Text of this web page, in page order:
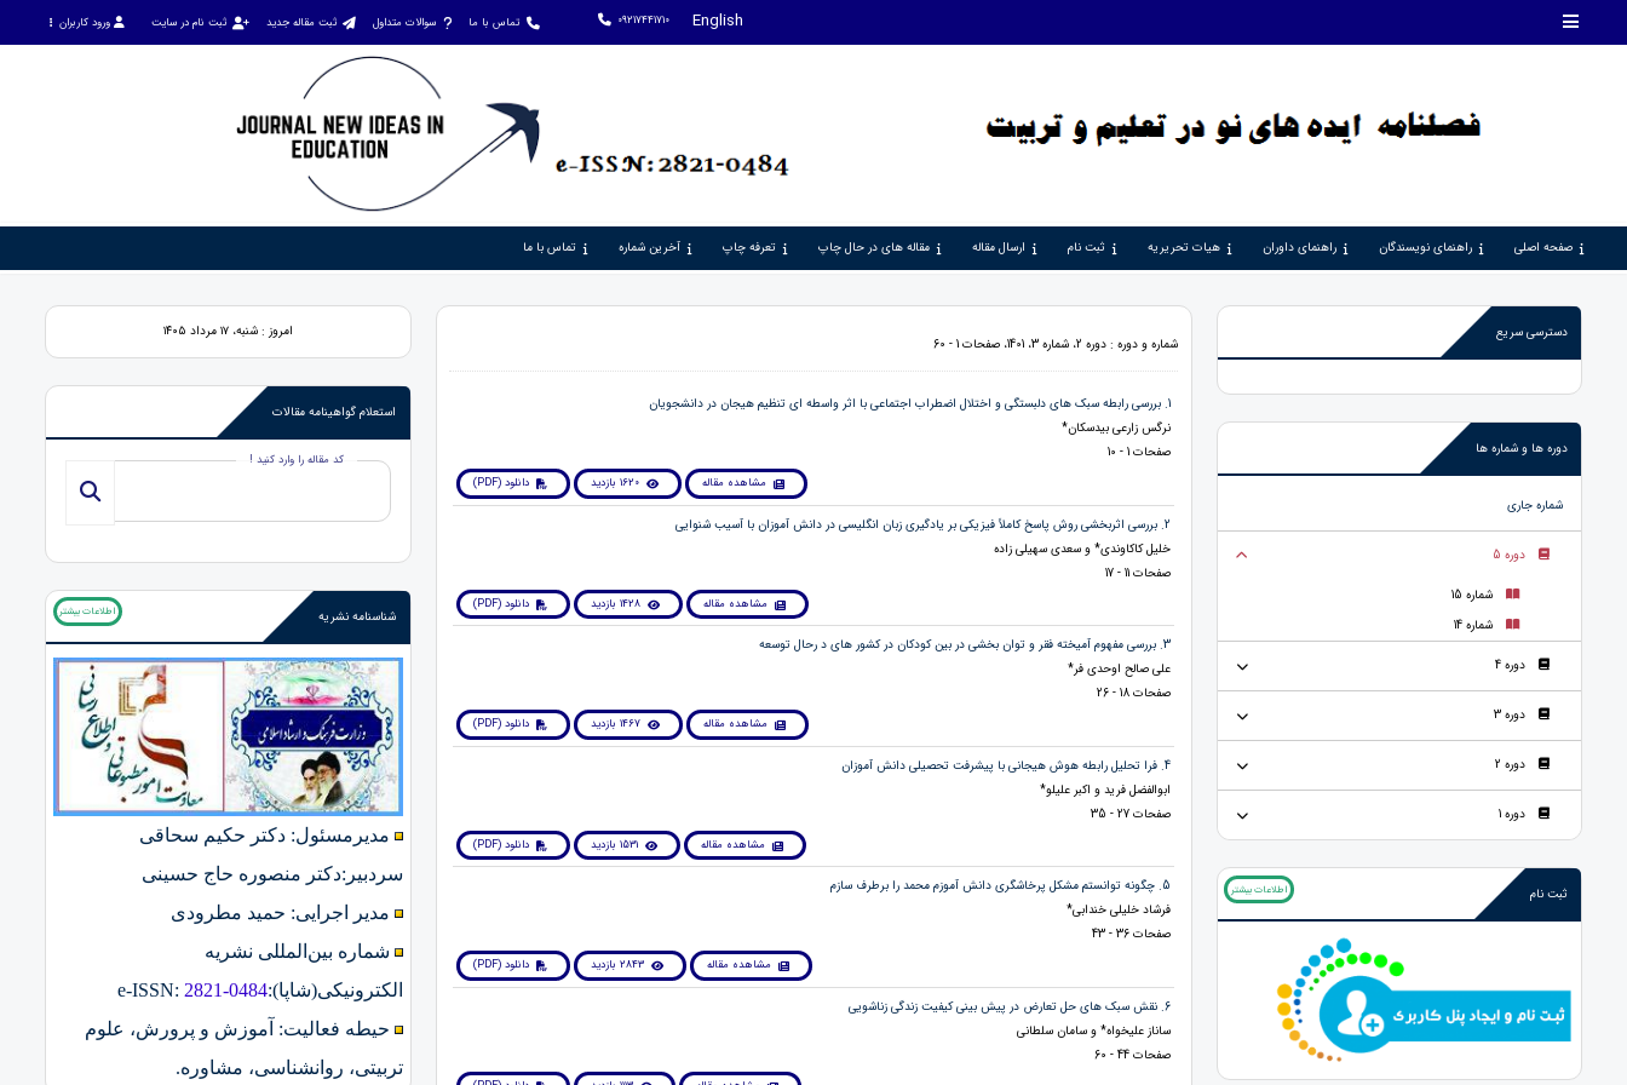
English
09217441710 تماس با ما سوالات متداول ثبت مقاله جدید ثبت نام در سایت ورود کاربران
صفحه اصلی راهنمای نویسندگان راهنمای داوران هیات تحریریه ثبت نام ارسال مقاله مقاله های در حال چاپ تعرفه چاپ آخرین شماره تماس با ما
دسترسی سریع
دوره ها و شماره ها
شماره جاری
دوره 5
شماره 15
شماره 14
دوره 4
دوره 3
دوره 2
دوره 1
ثبت نام اطلاعات بیشتر
شماره و دوره : دوره 2، شماره 3، 1401، صفحات 1 - 60
1. بررسی رابطه سبک های دلبستگی و اختلال اضطراب اجتماعی با اثر واسطه ای تنظیم هیجان در دانشجویان
نرگس زارعی بیدسکان*
صفحات 1 - 10
مشاهده مقاله 1620 بازدید دانلود (PDF)
2. بررسی اثربخشی روش پاسخ کاملاً فیزیکی بر یادگیری زبان انگلیسی در دانش آموزان با آسیب شنوایی
خلیل کاکاوندی* و سعدی سهیلی زاده
صفحات 11 - 17
مشاهده مقاله 1428 بازدید دانلود (PDF)
3. بررسی مفهوم آمیخته فقر و توان بخشی در بین کودکان در کشور های د رحال توسعه
علی صالح اوحدی فر*
صفحات 18 - 26
مشاهده مقاله 1467 بازدید دانلود (PDF)
4. فرا تحلیل رابطه هوش هیجانی با پیشرفت تحصیلی دانش آموزان
ابوالفضل فرید و اکبر علیلو*
صفحات 27 - 35
مشاهده مقاله 1531 بازدید دانلود (PDF)
5. چگونه توانستم مشکل پرخاشگری دانش آموزم محمد را برطرف سازم
فرشاد خلیلی خندابی*
صفحات 36 - 43
مشاهده مقاله 2843 بازدید دانلود (PDF)
6. نقش سبک های حل تعارض در پیش بینی کیفیت زندگی زناشویی
ساناز علیخواه* و سامان سلطانی
صفحات 44 - 60
امروز : شنبه، ۱۷ مرداد ۱۴۰۵
استعلام گواهینامه مقالات
کد مقاله را وارد کنید !
شناسنامه نشریه اطلاعات بیشتر
مدیرمسئول: دکتر حکیم سحاقی
سردبیر:دکتر منصوره حاج حسینی
مدیر اجرایی: حمید مطرودی
شماره بین‌المللی نشریه
الکترونیکی(شاپا):
e-ISSN: 2821-0484
حیطه فعالیت: آموزش و پرورش، علوم
تربیتی، روانشناسی، مشاوره.